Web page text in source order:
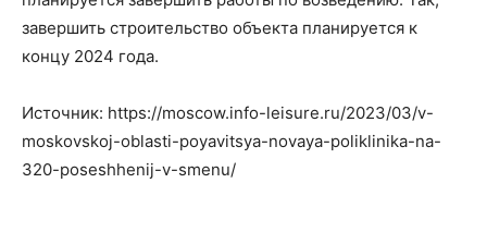
завершить строительство объекта планируется к
концу 2024 года.
Источник: https://moscow.info-leisure.ru/2023/03/v-
moskovskoj-oblasti-poyavitsya-novaya-poliklinika-na-
320-poseshhenij-v-smenu/